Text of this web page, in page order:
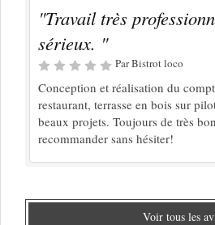
"Travail très
sérieux. "
Par Bistrot loco
Conception et réalisation du
restaurant, terrasse en bois sur
beaux projets. Toujours de très
recommander sans hésiter!
Voir tous les